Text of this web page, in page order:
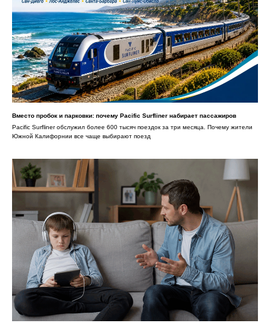
Вместо пробок и парковки: почему Pacific Surfliner набирает пассажиров
Pacific Surfliner обслужил более 600 тысяч поездок за три месяца. Почему жители
Южной Калифорнии все чаще выбирают поезд